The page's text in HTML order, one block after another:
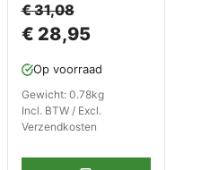
€ 31,08
€ 28,95
Op voorraad
Gewicht: 0.78kg
Incl. BTW / Excl.
Verzendkosten